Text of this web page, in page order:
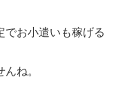
でお小遣いも稼げる
ね。